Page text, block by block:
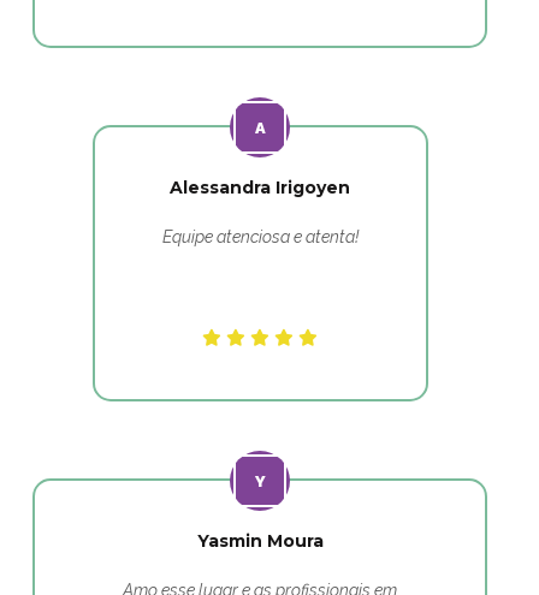
Alessandra Irigoyen
Equipe atenciosa e atenta!
Yasmin Moura
Amo esse lugar e as profissionais em